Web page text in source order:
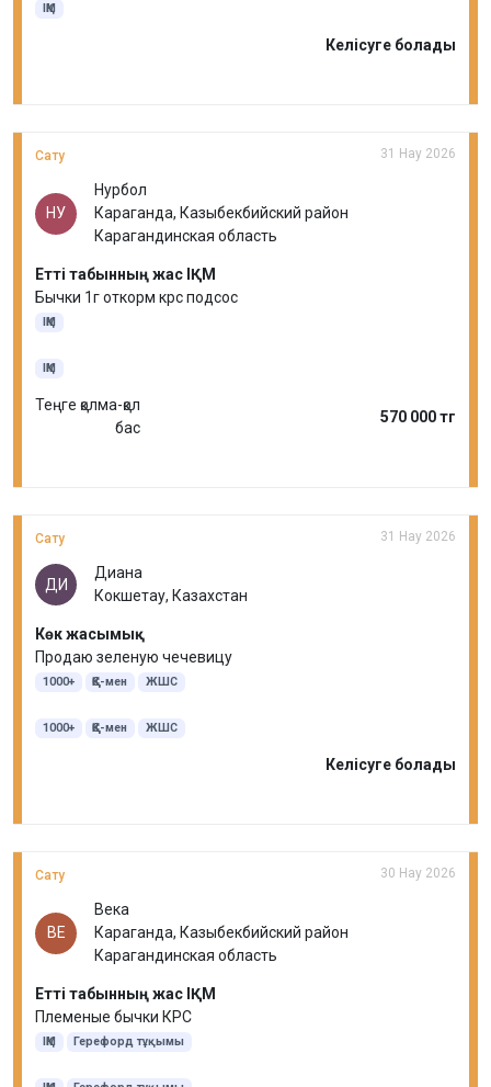
ІҚМ
Келісуге болады
Сату 31 Нау 2026
НУ
Нурбол
Караганда, Казыбекбийский район
Карагандинская область
Етті табынның жас ІҚМ
Бычки 1г откорм крс подсос
ІҚМ
ІҚМ
Теңге қолма-қол
бас
570 000 тг
Сату 31 Нау 2026
ДИ
Диана
Кокшетау, Казахстан
Көк жасымық
Продаю зеленую чечевицу
1000+ ҚҚС-мен ЖШС
1000+ ҚҚС-мен ЖШС
Келісуге болады
Сату 30 Нау 2026
ВЕ
Века
Караганда, Казыбекбийский район
Карагандинская область
Етті табынның жас ІҚМ
Племеные бычки КРС
ІҚМ Герефорд тұқымы